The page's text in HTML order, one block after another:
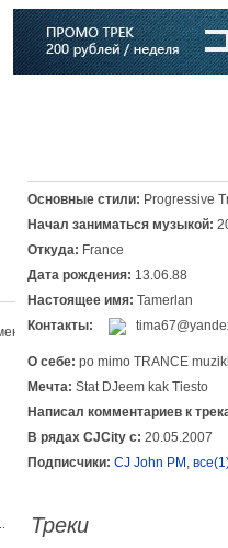
Основные стили: Progressive
Начал заниматься музыкой:
Откуда: France
Дата рождения: 13.06.88
Настоящее имя: Tamerlan
Контакты:
О себе: po mimo TRANCE
Мечта: Stat DJeem kak Tiesto
Написал комментариев к
В рядах CJCity с: 20.05.2007
Подписчики: CJ John PM ,
Треки